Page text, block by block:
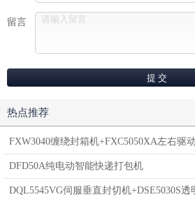
留言
热点推荐
FXW3040缠绕封箱机+FXC5050XA左右驱
DFD50A纯电动智能快递打包机
DQL5545VG伺服垂直封切机+DSE5030S